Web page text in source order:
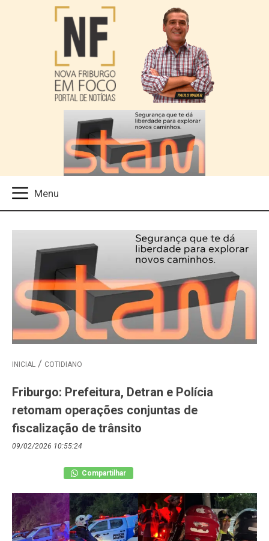
INICIAL COTIDIANO
Friburgo: Prefeitura, Detran e Polícia
retomam operações conjuntas de
fiscalização de trânsito
09/02/2026 10:55:24
Compartilhar